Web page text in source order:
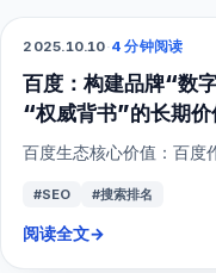
SEO
2025.10.10·4 分钟阅读
百度：构建品牌“数
“权威背书”的长期价
百度生态核心价值：百度
#SEO #搜索排名
阅读全文→